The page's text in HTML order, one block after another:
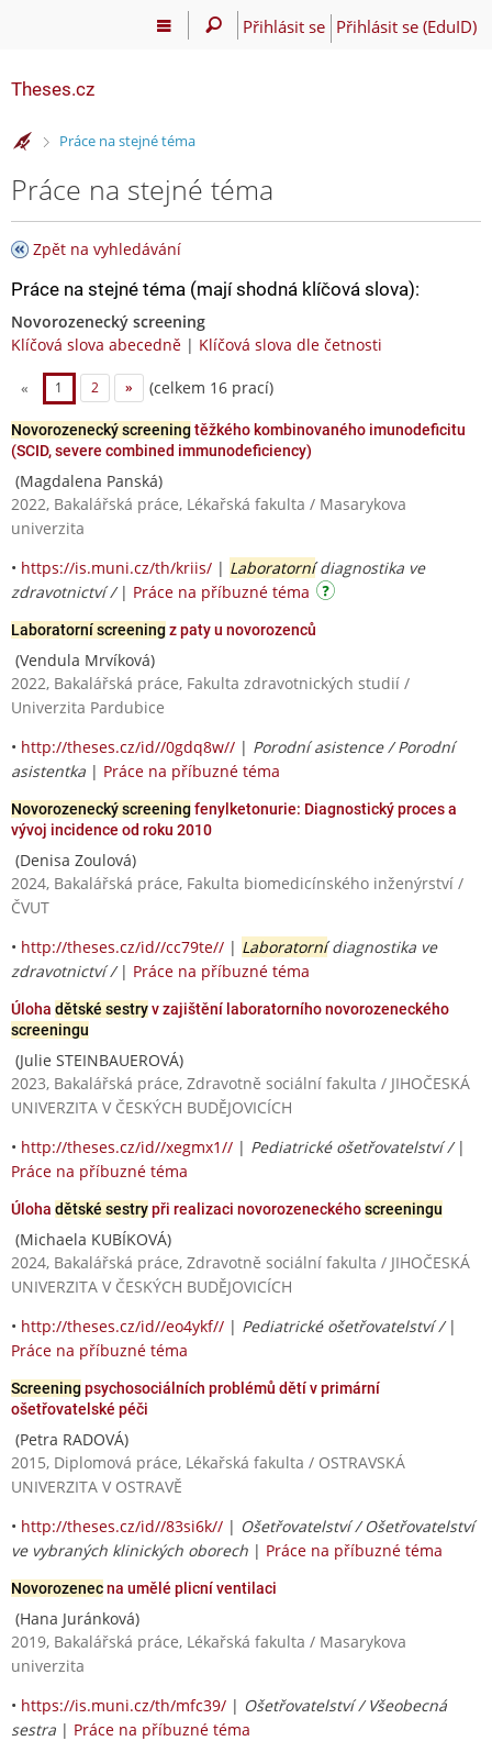
Přihlásit se Přihlásit se (EduID)
Theses.cz
>Práce na stejné téma
Práce na stejné téma
Zpět na vyhledávání
Práce na stejné téma (mají shodná klíčová slova):
Novorozenecký screening
Klíčová slova abecedně | Klíčová slova dle četnosti
« 1 2 » (celkem 16 prací)
Novorozenecký screening těžkého kombinovaného imunodeficitu
(SCID, severe combined immunodeficiency)
(Magdalena Panská)
2022, Bakalářská práce, Lékařská fakulta / Masarykova
univerzita
• https://is.muni.cz/th/kriis/ | Laboratornídiagnostika ve
zdravotnictví / | Práce na příbuzné téma
Laboratorní screening z paty u novorozenců
(Vendula Mrvíková)
2022, Bakalářská práce, Fakulta zdravotnických studií /
Univerzita Pardubice
• http://theses.cz/id//0gdq8w// | Porodní asistence / Porodní
asistentka | Práce na příbuzné téma
Novorozenecký screening fenylketonurie: Diagnostický proces a
vývoj incidence od roku 2010
(Denisa Zoulová)
2024, Bakalářská práce, Fakulta biomedicínského inženýrství /
ČVUT
• http://theses.cz/id//cc79te// | Laboratornídiagnostika ve
zdravotnictví / | Práce na příbuzné téma
Úloha dětské sestryv zajištění laboratorního novorozeneckého
screeningu
(Julie STEINBAUEROVÁ)
2023, Bakalářská práce, Zdravotně sociální fakulta / JIHOČESKÁ
UNIVERZITA V ČESKÝCH BUDĚJOVICÍCH
• http://theses.cz/id//xegmx1// | Pediatrické ošetřovatelství / |
Práce na příbuzné téma
Úloha dětské sestrypři realizaci novorozeneckéhoscreeningu
(Michaela KUBÍKOVÁ)
2024, Bakalářská práce, Zdravotně sociální fakulta / JIHOČESKÁ
UNIVERZITA V ČESKÝCH BUDĚJOVICÍCH
• http://theses.cz/id//eo4ykf// | Pediatrické ošetřovatelství / |
Práce na příbuzné téma
Screening psychosociálních problémů dětí v primární
ošetřovatelské péči
(Petra RADOVÁ)
2015, Diplomová práce, Lékařská fakulta / OSTRAVSKÁ
UNIVERZITA V OSTRAVĚ
• http://theses.cz/id//83si6k// | Ošetřovatelství / Ošetřovatelství
ve vybraných klinických oborech | Práce na příbuzné téma
Novorozenecna umělé plicní ventilaci
(Hana Juránková)
2019, Bakalářská práce, Lékařská fakulta / Masarykova
univerzita
• https://is.muni.cz/th/mfc39/ | Ošetřovatelství / Všeobecná
sestra | Práce na příbuzné téma